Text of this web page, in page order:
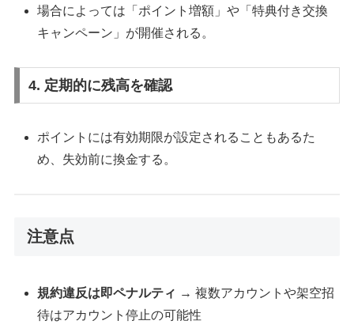
場合によっては「ポイント増額」や「特典付き交換
キャンペーン」が開催される。
4. 定期的に残高を確認
ポイントには有効期限が設定されることもあるた
め、失効前に換金する。
注意点
規約違反は即ペナルティ → 複数アカウントや架空招
待はアカウント停止の可能性